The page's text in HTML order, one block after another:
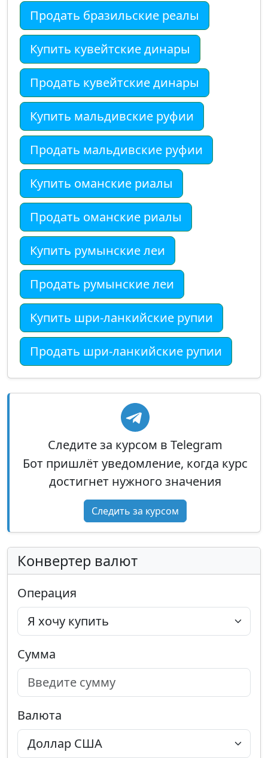
Продать бразильские реалы
Купить кувейтские динары
Продать кувейтские динары
Купить мальдивские руфии
Продать мальдивские руфии
Купить оманские риалы
Продать оманские риалы
Купить румынские леи
Продать румынские леи
Купить шри-ланкийские рупии
Продать шри-ланкийские рупии
Следите за курсом в Telegram
Бот пришлёт уведомление, когда курс
достигнет нужного значения
Следить за курсом
Конвертер валют
Операция
Сумма
Валюта